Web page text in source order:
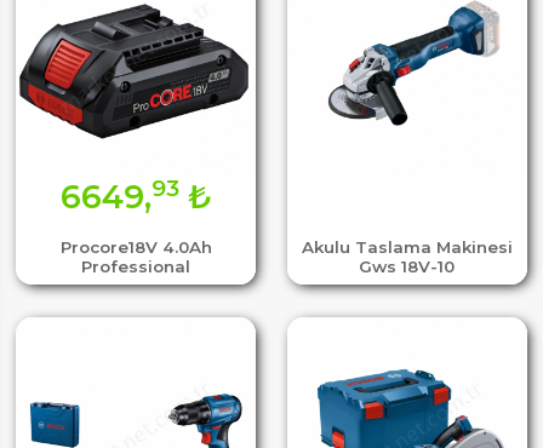
Procore18V 4.0Ah
Professional
6649,93₺
Akulu Taslama Makinesi
Gws 18V-10